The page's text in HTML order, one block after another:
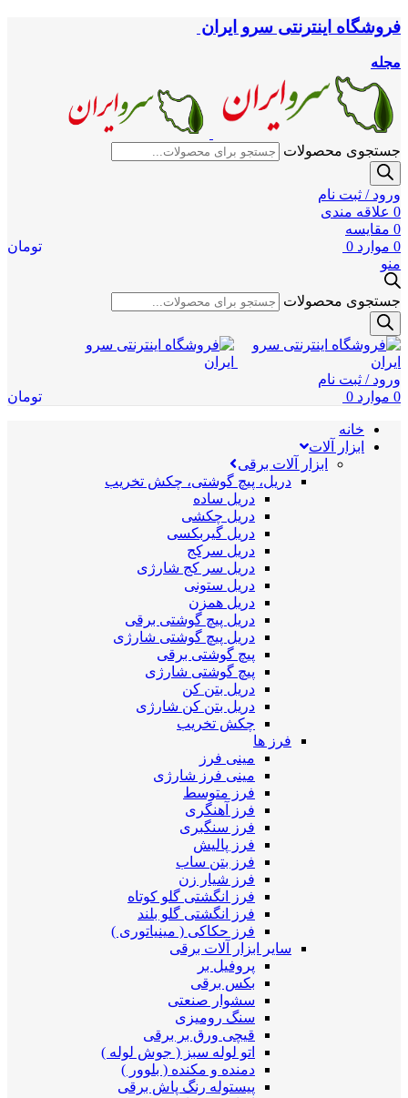
فروشگاه اینترنتی سرو ایران
مجله
جستجوی محصولات
ورود / ثبت نام
0 علاقه مندی
0 مقایسه
0 موارد 0
تومان
منو
جستجوی محصولات
ورود / ثبت نام
0 موارد 0 تومان
خانه
ابزار آلات
ابزار آلات برقی
دریل، پیچ گوشتی، چکش تخریب
دریل ساده
دریل چکشی
دریل گیربکسی
دریل سرکج
دریل سر کج شارژی
دریل ستونی
دریل همزن
دریل پیچ گوشتی برقی
دریل پیچ گوشتی شارژی
پیچ گوشتی برقی
پیچ گوشتی شارژی
دریل بتن کن
دریل بتن کن شارژی
چکش تخریب
فرز ها
مینی فرز
مینی فرز شارژی
فرز متوسط
فرز آهنگری
فرز سنگبری
فرز پالیش
فرز بتن ساب
فرز شیار زن
فرز انگشتی گلو کوتاه
فرز انگشتی گلو بلند
فرز حکاکی ( مینیاتوری )
سایر ابزار آلات برقی
پروفیل بر
بکس برقی
سشوار صنعتی
سنگ رومیزی
قیچی ورق بر برقی
اتو لوله سبز ( جوش لوله )
دمنده و مکنده ( بلوور )
پیستوله رنگ پاش برقی